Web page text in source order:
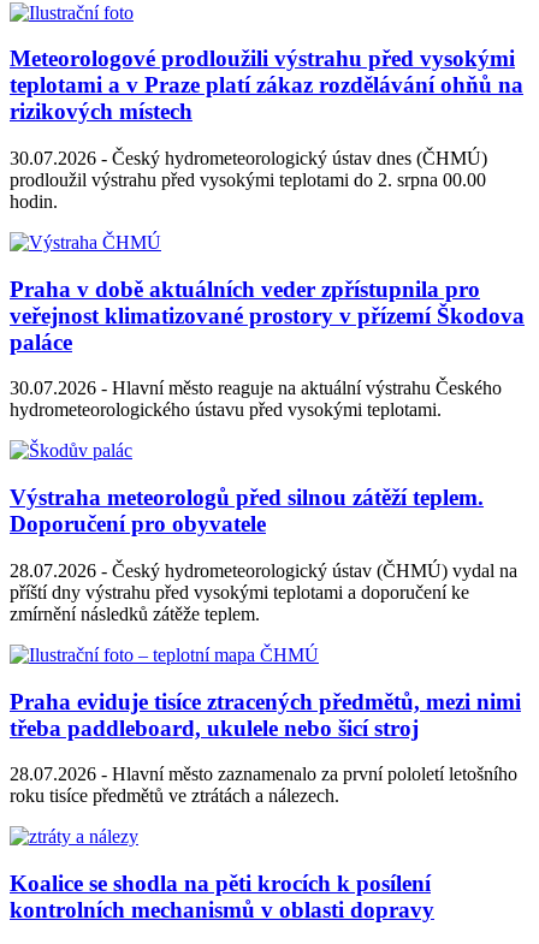
Meteorologové prodloužili výstrahu před vysokými
teplotami a v Praze platí zákaz rozdělávání ohňů na
rizikových místech
30.07.2026 - Český hydrometeorologický ústav dnes (ČHMÚ)
prodloužil výstrahu před vysokými teplotami do 2. srpna 00.00
hodin.
Praha v době aktuálních veder zpřístupnila pro
veřejnost klimatizované prostory v přízemí Škodova
paláce
30.07.2026 - Hlavní město reaguje na aktuální výstrahu Českého
hydrometeorologického ústavu před vysokými teplotami.
Výstraha meteorologů před silnou zátěží teplem.
Doporučení pro obyvatele
28.07.2026 - Český hydrometeorologický ústav (ČHMÚ) vydal na
příští dny výstrahu před vysokými teplotami a doporučení ke
zmírnění následků zátěže teplem.
Praha eviduje tisíce ztracených předmětů, mezi nimi
třeba paddleboard, ukulele nebo šicí stroj
28.07.2026 - Hlavní město zaznamenalo za první pololetí letošního
roku tisíce předmětů ve ztrátách a nálezech.
Koalice se shodla na pěti krocích k posílení
kontrolních mechanismů v oblasti dopravy